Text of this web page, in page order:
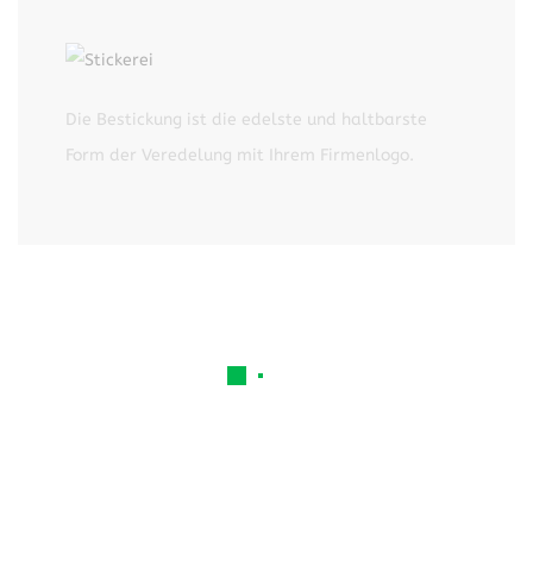
Die Bestickung ist die edelste und haltbarste
Form der Veredelung mit Ihrem Firmenlogo.